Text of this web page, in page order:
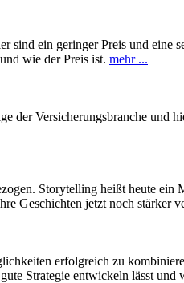
sind ein geringer Preis und eine
wie der Preis ist. mehr ...
der Versicherungsbranche und
Storytelling heißt heute ein
Geschichten jetzt noch stärker
erfolgreich zu
Strategie entwickeln lässt